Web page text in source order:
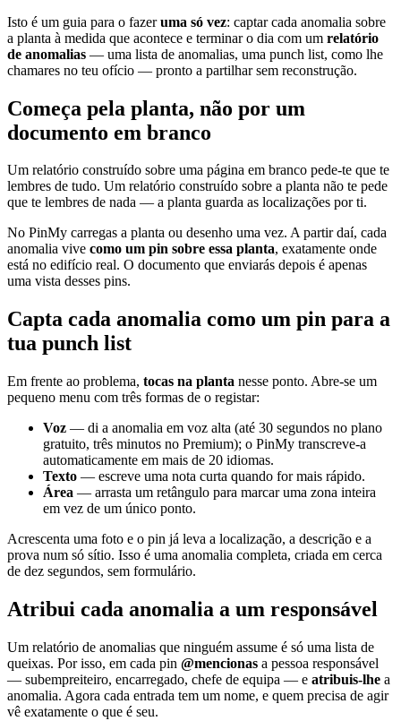
Isto é um guia para o fazeruma só vez: captar cada anomalia sobre
a planta à medida que acontece e terminar o dia com um relatório
de anomalias — uma lista de anomalias, uma punch list, como lhe
chamares no teu ofício — pronto a partilhar sem reconstrução.
Começa pela planta, não por um
documento em branco
Um relatório construído sobre uma página em branco pede-te que te
lembres de tudo. Um relatório construído sobre a planta não te pede
que te lembres de nada — a planta guarda as localizações por ti.
No PinMy carregas a planta ou desenho uma vez. A partir daí, cada
anomalia vive como um pin sobre essa planta, exatamente onde
está no edifício real. O documento que enviarás depois é apenas
uma vista desses pins.
Capta cada anomalia como um pin para a
tua punch list
Em frente ao problema, tocas na planta nesse ponto. Abre-se um
pequeno menu com três formas de o registar:
Voz — di a anomalia em voz alta (até 30 segundos no plano
gratuito, três minutos no Premium); o PinMy transcreve-a
automaticamente em mais de 20 idiomas.
Texto — escreve uma nota curta quando for mais rápido.
Área — arrasta um retângulo para marcar uma zona inteira
em vez de um único ponto.
Acrescenta uma foto e o pin já leva a localização, a descrição e a
prova num só sítio. Isso é uma anomalia completa, criada em cerca
de dez segundos, sem formulário.
Atribui cada anomalia a um responsável
Um relatório de anomalias que ninguém assume é só uma lista de
queixas. Por isso, em cada pin @mencionas a pessoa responsável
— subempreiteiro, encarregado, chefe de equipa — e atribuis-lhe a
anomalia. Agora cada entrada tem um nome, e quem precisa de agir
vê exatamente o que é seu.